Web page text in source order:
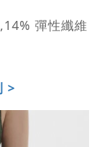
彈性纖維
>